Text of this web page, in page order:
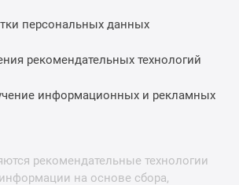
персональных данных
рекомендательных технологий
информационных и рекламных
рекомендательные технологии
на основе сбора,